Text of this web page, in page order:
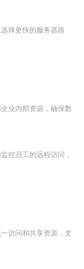
择更快的服务器路
业内部资源，确保数
控员工的远程访问，
访问和共享资源，支